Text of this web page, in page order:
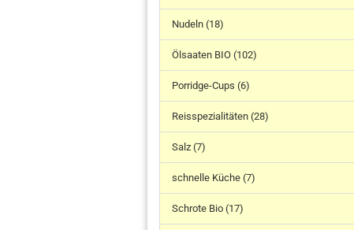
Nudeln (18)
Ölsaaten BIO (102)
Porridge-Cups (6)
Reisspezialitäten (28)
Salz (7)
schnelle Küche (7)
Schrote Bio (17)